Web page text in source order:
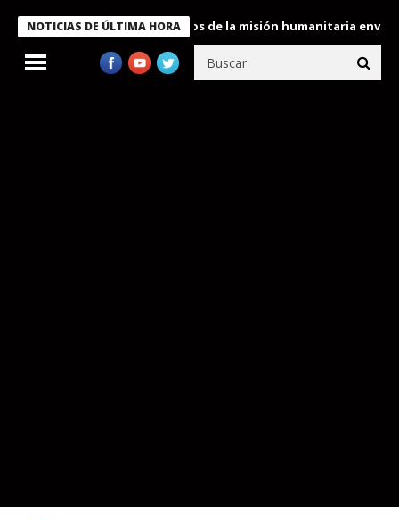
NOTICIAS DE ÚLTIMA HORA
condecora a miembros de la misión humanitaria enviada a